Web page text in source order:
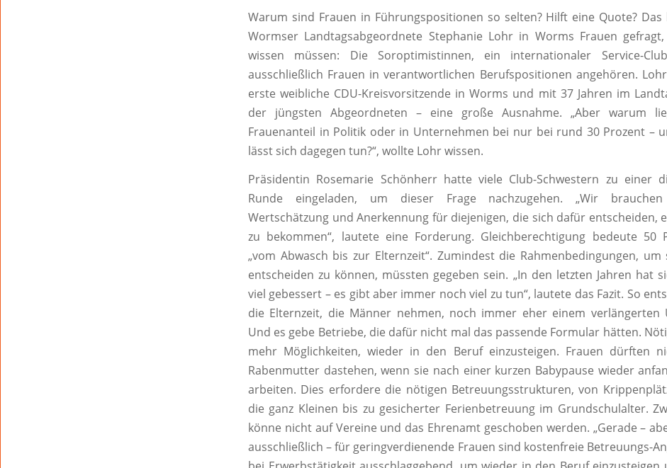
Warum sind Frauen in Führungspositionen so selten? Hilft eine Quote? Das
Wormser Landtagsabgeordnete Stephanie Lohr in Worms Frauen
wissen müssen: Die Soroptimistinnen, ein internationaler Service-
ausschließlich Frauen in verantwortlichen Berufspositionen angehören.
erste weibliche CDU-Kreisvorsitzende in Worms und mit 37 Jahren im
der jüngsten Abgeordneten – eine große Ausnahme. „Aber warum
Frauenanteil in Politik oder in Unternehmen bei nur bei rund 30 Prozent –
lässt sich dagegen tun?“, wollte Lohr wissen.
Präsidentin Rosemarie Schönherr hatte viele Club-Schwestern zu einer
Runde eingeladen, um dieser Frage nachzugehen. „Wir
Wertschätzung und Anerkennung für diejenigen, die sich dafür entscheiden,
zu bekommen“, lautete eine Forderung. Gleichberechtigung bedeute 50
„vom Abwasch bis zur Elternzeit“. Zumindest die Rahmenbedingungen, um
entscheiden zu können, müssten gegeben sein. „In den letzten Jahren hat
viel gebessert – es gibt aber immer noch viel zu tun“, lautete das Fazit. So
die Elternzeit, die Männer nehmen, noch immer eher einem verlängerten
Und es gebe Betriebe, die dafür nicht mal das passende Formular hätten.
mehr Möglichkeiten, wieder in den Beruf einzusteigen. Frauen dürften
Rabenmutter dastehen, wenn sie nach einer kurzen Babypause wieder
arbeiten. Dies erfordere die nötigen Betreuungsstrukturen, von
die ganz Kleinen bis zu gesicherter Ferienbetreuung im Grundschulalter.
könne nicht auf Vereine und das Ehrenamt geschoben werden. „Gerade –
ausschließlich – für geringverdienende Frauen sind kostenfreie Betreuungs-